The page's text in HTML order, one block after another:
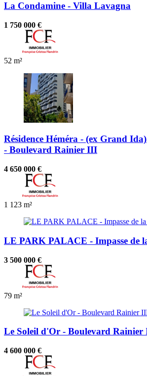
La Condamine - Villa Lavagna
1 750 000 €
52 m²
Résidence Héméra - (ex Grand
- Boulevard Rainier III
4 650 000 €
1 123 m²
LE PARK PALACE - Impasse de
3 500 000 €
79 m²
Le Soleil d'Or - Boulevard
4 600 000 €